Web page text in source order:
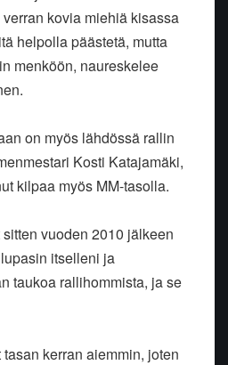
kovia miehiä kisassa
helpolla päästetä, mutta
menköön, naureskelee
on myös lähdössä rallin
Kosti Katajamäki,
kilpaa myös MM-tasolla.
vuoden 2010 jälkeen
itselleni ja
taukoa rallihommista, ja se
kerran aiemmin, joten